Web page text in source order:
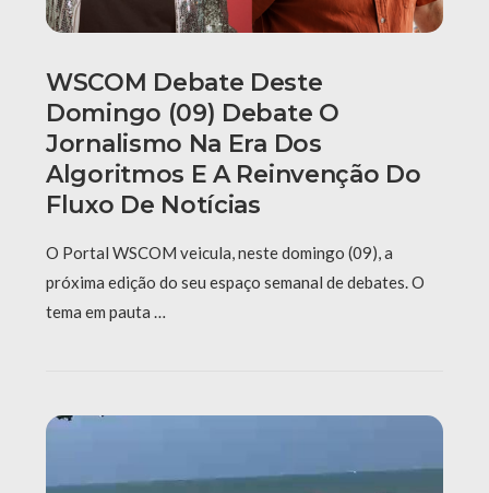
WSCOM Debate Deste
Domingo (09) Debate O
Jornalismo Na Era Dos
Algoritmos E A Reinvenção Do
Fluxo De Notícias
O Portal WSCOM veicula, neste domingo (09), a
próxima edição do seu espaço semanal de debates. O
tema em pauta …